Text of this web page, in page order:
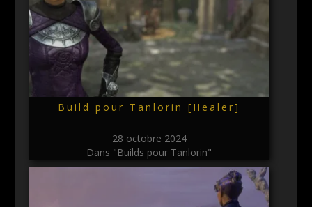
Build pour Tanlorin [Healer]
28 octobre 2024
Dans "Builds pour Tanlorin"